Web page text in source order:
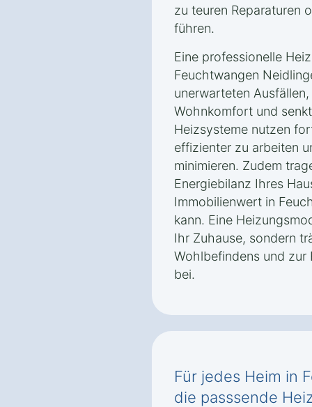
zu teuren Reparaturen
führen.
Eine professionelle
Feuchtwangen
unerwarteten
Wohnkomfort und
Heizsysteme nutzen
effizienter zu arbeiten
minimieren. Zudem
Energiebilanz Ihres
Immobilienwert in
kann. Eine
Ihr Zuhause, sondern
Wohlbefindens und zur
bei.
Für jedes Heim in
die passsende